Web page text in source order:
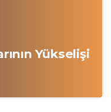
Yükselişi